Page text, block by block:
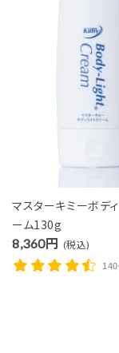
マスターキミーボディ
ーム130g
8,360円 (税込)